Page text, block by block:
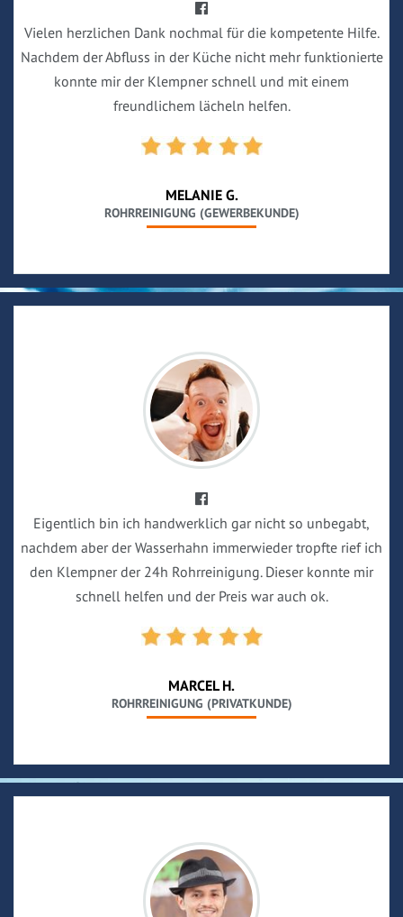
Vielen herzlichen Dank nochmal für die kompetente Hilfe.
Nachdem der Abfluss in der Küche nicht mehr funktionierte
konnte mir der Klempner schnell und mit einem
freundlichem lächeln helfen.
MELANIE G.
ROHRREINIGUNG (GEWERBEKUNDE)
Eigentlich bin ich handwerklich gar nicht so unbegabt,
nachdem aber der Wasserhahn immerwieder tropfte rief ich
den Klempner der 24h Rohrreinigung. Dieser konnte mir
schnell helfen und der Preis war auch ok.
MARCEL H.
ROHRREINIGUNG (PRIVATKUNDE)